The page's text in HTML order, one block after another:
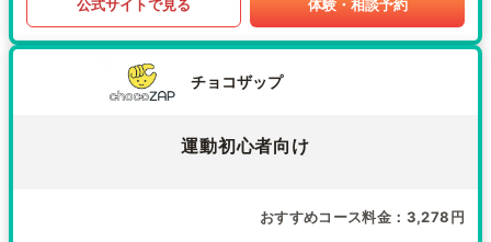
公式サイトで見る 体験・相談予約
チョコザップ
運動初心者向け
おすすめコース料金 3,278円